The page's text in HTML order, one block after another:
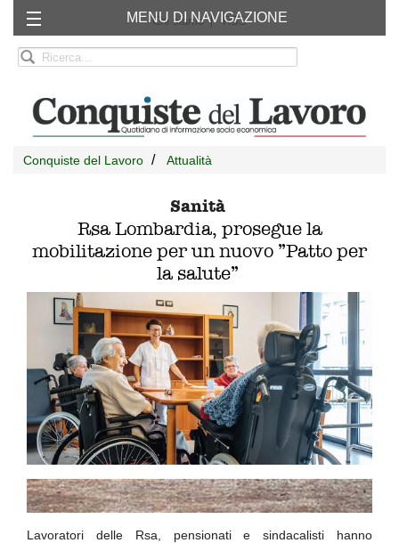
Chi siamo RSS
MENU DI NAVIGAZIONE
Conquiste del Lavoro Attualità
Sanità
Rsa Lombardia, prosegue la
mobilitazione per un nuovo ”Patto per
la salute”
Lavoratori delle Rsa, pensionati e sindacalisti hanno